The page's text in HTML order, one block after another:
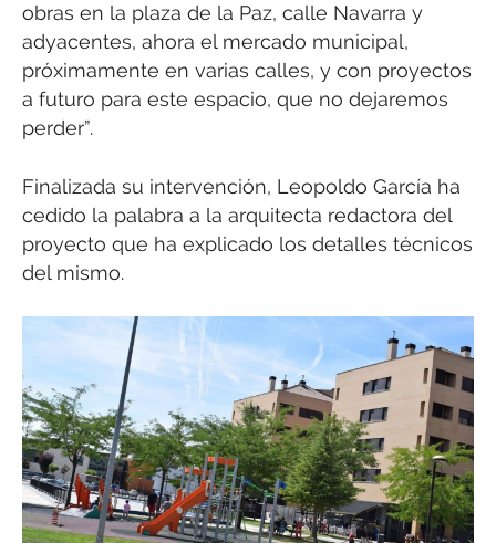
obras en la plaza de la Paz, calle Navarra y
adyacentes, ahora el mercado municipal,
próximamente en varias calles, y con proyectos
a futuro para este espacio, que no dejaremos
perder”.
Finalizada su intervención, Leopoldo García ha
cedido la palabra a la arquitecta redactora del
proyecto que ha explicado los detalles técnicos
del mismo.